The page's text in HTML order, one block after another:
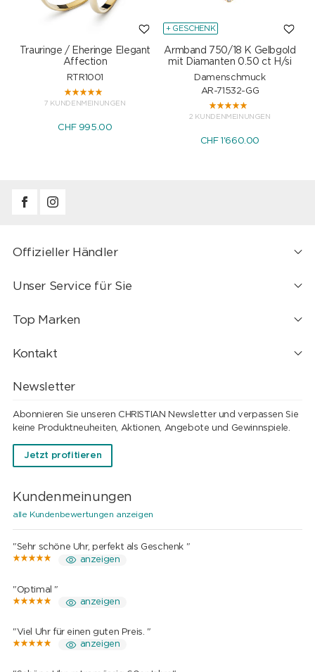
Trauringe / Eheringe Elegant
Affection
RTR1001
7 KUNDENMEINUNGEN
CHF 995.00
+ GESCHENK
Armband 750/18 K Gelbgold
mit Diamanten 0.50 ct H/si
Damenschmuck
AR-71532-GG
2 KUNDENMEINUNGEN
CHF 1'660.00
Offizieller Händler
Unser Service für Sie
Top Marken
Kontakt
Newsletter
Abonnieren Sie unseren CHRISTIAN Newsletter und verpassen Sie
keine Produktneuheiten, Aktionen, Angebote und Gewinnspiele.
Jetzt profitieren
Kundenmeinungen
alle Kundenbewertungen anzeigen
"Sehr schöne Uhr, perfekt als Geschenk "
anzeigen
"Optimal "
anzeigen
"Viel Uhr für einen guten Preis. "
anzeigen